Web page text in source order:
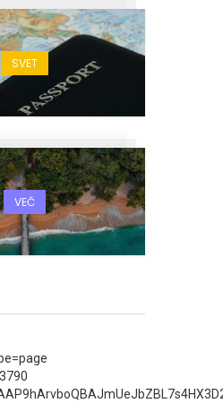
SVET
VEČ